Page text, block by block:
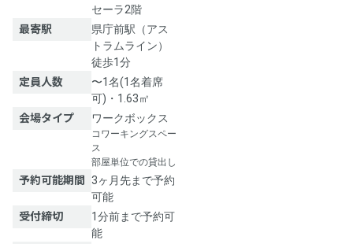
セーラ2階
最寄駅
県庁前駅（アス
トラムライン）
徒歩1分
定員人数
〜1名(1名着席
可)・1.63㎡
会場タイプ
ワークボックス
コワーキングスペー
ス
部屋単位での貸出し
予約可能期間
3ヶ月先まで予約
可能
受付締切
1分前まで予約可
能